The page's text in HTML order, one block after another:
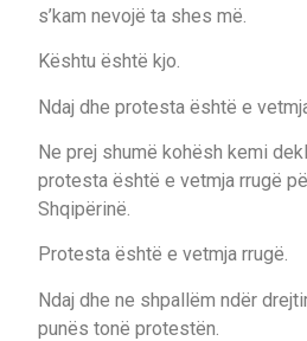
s’kam nevojë ta shes më.
Kështu është kjo.
Ndaj dhe protesta është e
Ne prej shumë kohësh kemi
protesta është e vetmja rrugë
Shqipërinë.
Protesta është e vetmja rrugë.
Ndaj dhe ne shpallëm ndër
punës tonë protestën.